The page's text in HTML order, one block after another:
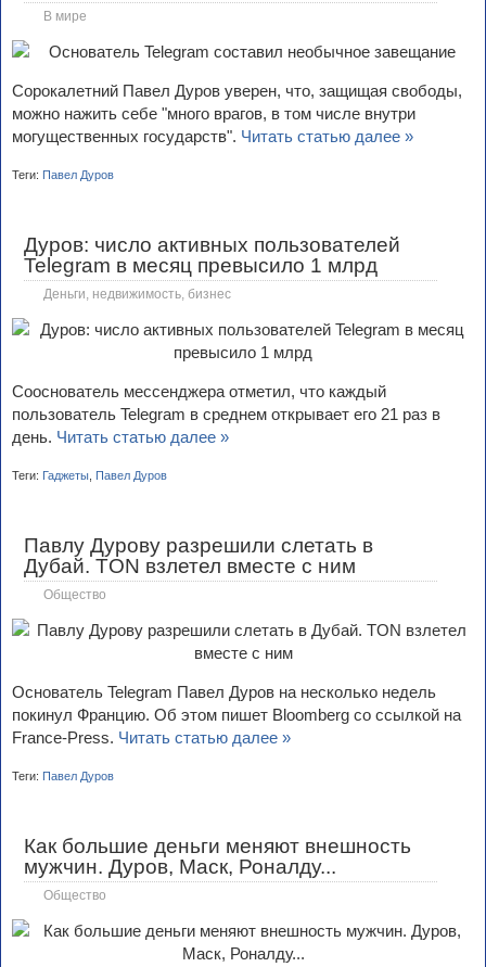
В мире
Сорокалетний Павел Дуров уверен, что, защищая свободы,
можно нажить себе "много врагов, в том числе внутри
могущественных государств". Читать статью далее »
Теги: Павел Дуров
Дуров: число активных пользователей
Telegram в месяц превысило 1 млрд
Деньги, недвижимость, бизнес
Сооснователь мессенджера отметил, что каждый
пользователь Telegram в среднем открывает его 21 раз в
день. Читать статью далее »
Теги: Гаджеты Павел Дуров
Павлу Дурову разрешили слетать в
Дубай. TON взлетел вместе с ним
Общество
Основатель Telegram Павел Дуров на несколько недель
покинул Францию. Об этом пишет Bloomberg со ссылкой на
France-Press. Читать статью далее »
Теги: Павел Дуров
Как большие деньги меняют внешность
мужчин. Дуров, Маск, Роналду...
Общество